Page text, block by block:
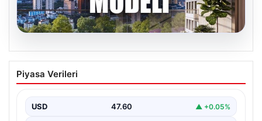
05.08.2026
DAP Yapı’dan bir ilk! Emlak Konut
güvencesi Dap vizyonuyla kendi
Piyasa Verileri
USD 47.60 ▲ +0.05%